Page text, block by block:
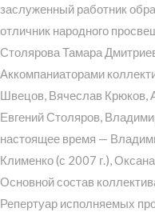
заслуженный работник
отличник народного
Столярова Тамара
Аккомпаниаторами
Швецов, Вячеслав Крюков,
Евгений Столяров,
настоящее время —
Клименко (с 2007 г.),
Основной состав
Репертуар исполняемых